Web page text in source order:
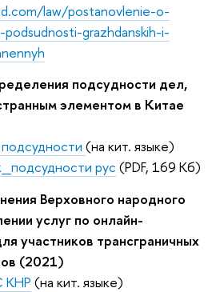
law/postanovlenie-o-
grazhdanskih-i-
подсудности дел,
элементом в Китае
(на кит. языке)
рус (PDF, 169 Кб)
Верховного народного
услуг по онлайн-
участников трансграничных
(2021)
КНР (на кит. языке)